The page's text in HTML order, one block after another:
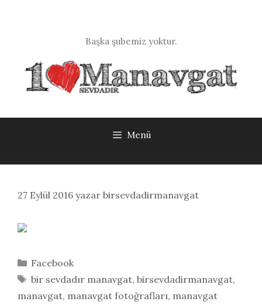
Başka şubemiz yoktur.
Menü
27 Eylül 2016 yazar birsevdadirmanavgat
Kategoriler
Facebook
Etiketler
bir sevdadır manavgat, birsevdadirmanavgat,
manavgat, manavgat fotoğrafları, manavgat